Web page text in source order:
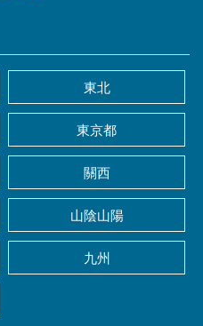
東北
東京都
關西
山陰山陽
九州